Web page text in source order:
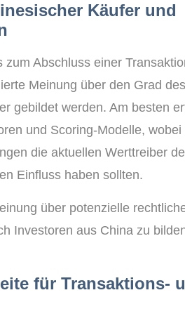
Käufer und
Abschluss einer
Meinung über den Grad des
gebildet werden. Am besten
und Scoring-Modelle, wobei
die aktuellen Werttreiber
Einfluss haben sollten.
über potenzielle
Investoren aus China zu
für Transaktions-